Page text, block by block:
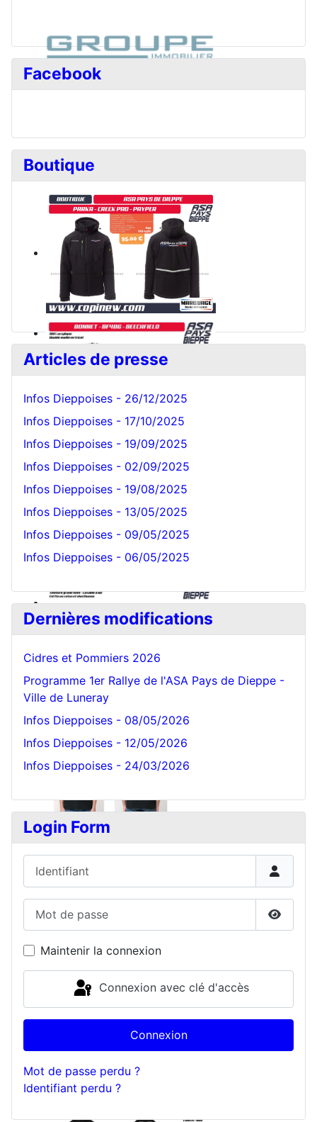
Facebook
Boutique
Bonnet Blanc
Articles de presse
Infos Dieppoises - 26/12/2025
Infos Dieppoises - 17/10/2025
Infos Dieppoises - 19/09/2025
Infos Dieppoises - 02/09/2025
Infos Dieppoises - 19/08/2025
Infos Dieppoises - 13/05/2025
Infos Dieppoises - 09/05/2025
Infos Dieppoises - 06/05/2025
Dernières modifications
Cidres et Pommiers 2026
Programme 1er Rallye de l'ASA Pays de Dieppe -
Ville de Luneray
Infos Dieppoises - 08/05/2026
Infos Dieppoises - 12/05/2026
Infos Dieppoises - 24/03/2026
Login Form
Maintenir la connexion
Connexion avec clé d'accès
Connexion
Mot de passe perdu ?
Identifiant perdu ?